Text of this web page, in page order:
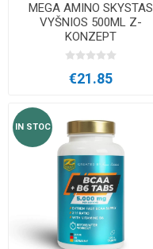
MEGA AMINO SKYSTAS
VYŠNIOS 500ML Z-
KONZEPT
€21.85
IN STOC